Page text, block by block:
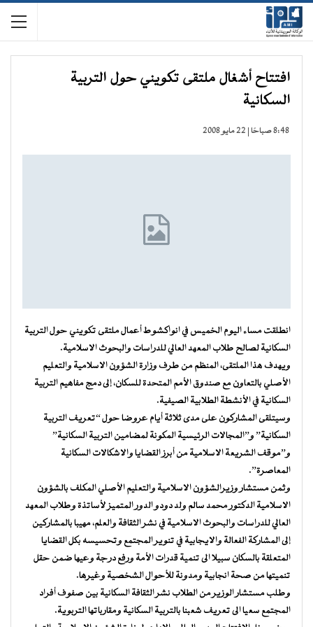
افتتاح أشغال ملتقى تكويني حول التربية
السكانية
8:48 صباحًا | 22 مايو 2008
انطلقت مساء اليوم الخميس في انواكشوط أعمال ملتقى تكويني حول التربية
السكانية لصالح طلاب المعهد العالي للدراسات والبحوث الاسلامية.
ويهدف هذا الملتقى، المنظم من طرف وزارة الشؤون الاسلامية والتعليم
الأصلي بالتعاون مع صندوق الأمم المتحدة للسكان، إلى دمج مفاهيم التربية
السكانية في الأنشطة الطلابية الصيفية.
وسيتلقى المشاركون على مدى ثلاثة أيام عروضا حول “تعريف التربية
السكانية” و”المجالات الرئيسية المكونة لمضامين التربية السكانية”
و”موقف الشريعة الاسلامية من أبرز القضايا والاشكالات السكانية
المعاصرة”.
وثمن مستشار وزيرالشؤون الاسلامية والتعليم الأصلي المكلف بالشؤون
الاسلامية الدكتور محمد سالم ولد دودو الدور المتميز لأساتذة وطلاب المعهد
العالي للدراسات والبحوث الاسلامية في نشر الثقافة والعلم، مهيبا بالمشاركين
إلى المشاركة الفعالة والايجابية في تنوير المجتمع وتحسيسه بكل القضايا
المتعلقة بالسكان سبيلا الى تنمية قدرات الأمة ورفع درجة وعيها ضمن حقل
تنميتها من صحة انجابية ومدونة للأحوال الشخصية وغيرها.
وطلب مستشار الوزير من الطلاب نشر الثقافة السكانية بين صفوف أفراد
المجتمع سعيا الى تعريف شعبنا بالتربية السكانية ومقارباتها التربوية.